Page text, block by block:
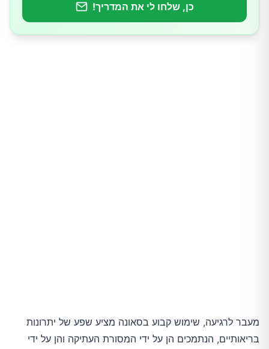
כן, שלחו לי את המדריך!
מעבר לרגיעה, שימוש קבוע בסאונה מציע שפע של יתרונות
בריאותיים, הנתמכים הן על ידי המסורת העתיקה והן על ידי